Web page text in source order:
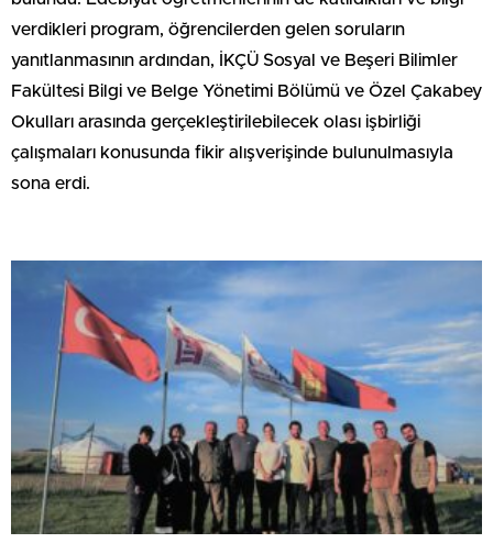
verdikleri program, öğrencilerden gelen soruların
yanıtlanmasının ardından, İKÇÜ Sosyal ve Beşeri Bilimler
Fakültesi Bilgi ve Belge Yönetimi Bölümü ve Özel Çakabey
Okulları arasında gerçekleştirilebilecek olası işbirliği
çalışmaları konusunda fikir alışverişinde bulunulmasıyla
sona erdi.